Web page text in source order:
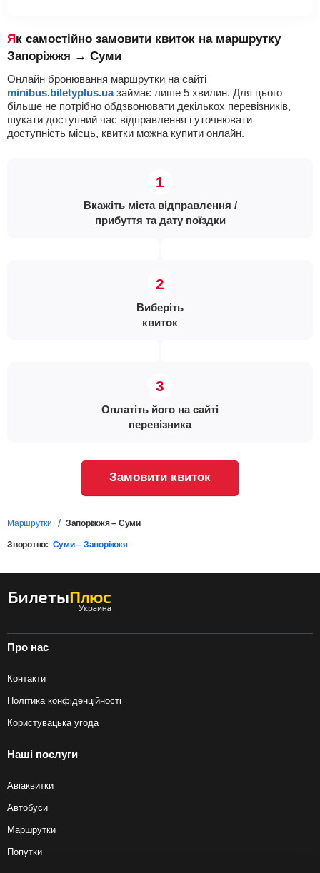
Як самостійно замовити квиток на маршрутку
Запоріжжя → Суми
Онлайн бронювання маршрутки на сайті
minibus.biletyplus.uaзаймає лише 5 хвилин. Для цього
більше не потрібно обдзвонювати декількох перевізників,
шукати доступний час відправлення і уточнювати
доступність місць, квитки можна купити онлайн.
Вкажіть міста відправлення /
прибуття та дату поїздки
Виберіть
квиток
Оплатіть його на сайті
перевізника
Замовити квиток
Маршрутки Запоріжжя – Суми
Зворотно: Суми – Запоріжжя
Про нас
Контакти
Політика конфіденційності
Користувацька угода
Наші послуги
Авіаквитки
Автобуси
Маршрутки
Попутки